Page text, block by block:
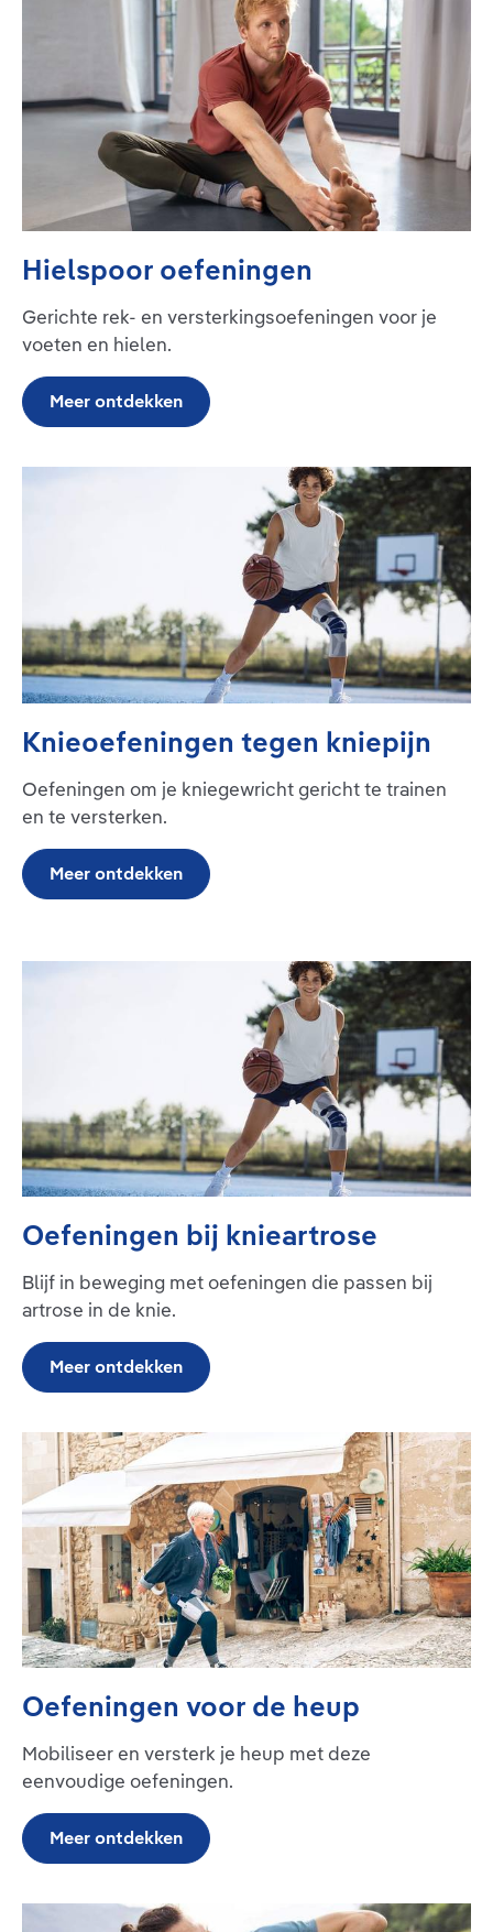
Hielspoor oefeningen
Gerichte rek- en versterkingsoefeningen voor je
voeten en hielen.
Meer ontdekken
Knieoefeningen tegen kniepijn
Oefeningen om je kniegewricht gericht te trainen
en te versterken.
Meer ontdekken
Oefeningen bij knieartrose
Blijf in beweging met oefeningen die passen bij
artrose in de knie.
Meer ontdekken
Oefeningen voor de heup
Mobiliseer en versterk je heup met deze
eenvoudige oefeningen.
Meer ontdekken